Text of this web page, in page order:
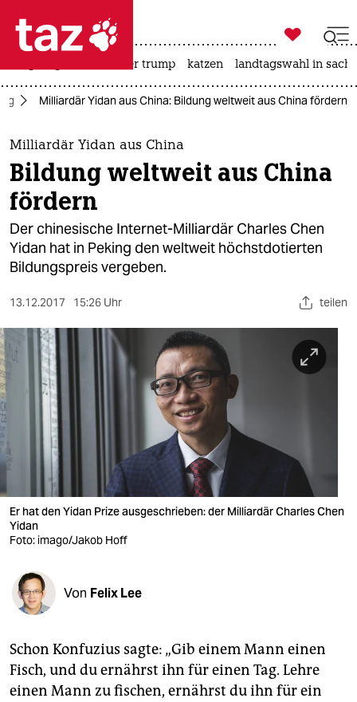
 taz zahl ich
taz zahl ich
themen
politik
öko
gesellschaft
sport
berlin
nord
wahrheit
verlag
verlag
veranstaltungen
fragen & hilfe
abo
genossenschaft

taz zahl ich
usa unter trump katzen landtagswahl in
Milliardär Yidan aus China: Bildung weltweit aus China fördern
Milliardär Yidan aus China
Bildung weltweit aus China
fördern
Der chinesische Internet-Milliardär Charles Chen
Yidan hat in Peking den weltweit höchstdotierten
Bildungspreis vergeben.
13.12.2017 15:26 Uhr teilen
Er hat den Yidan Prize ausgeschrieben: der Milliardär Charles Chen
Yidan
Foto: imago/Jakob Hoff
Von Felix Lee
Schon Konfuzius sagte: „Gib einem Mann einen
Fisch, und du ernährst ihn für einen Tag. Lehre
einen Mann zu fischen, ernährst du ihn für ein